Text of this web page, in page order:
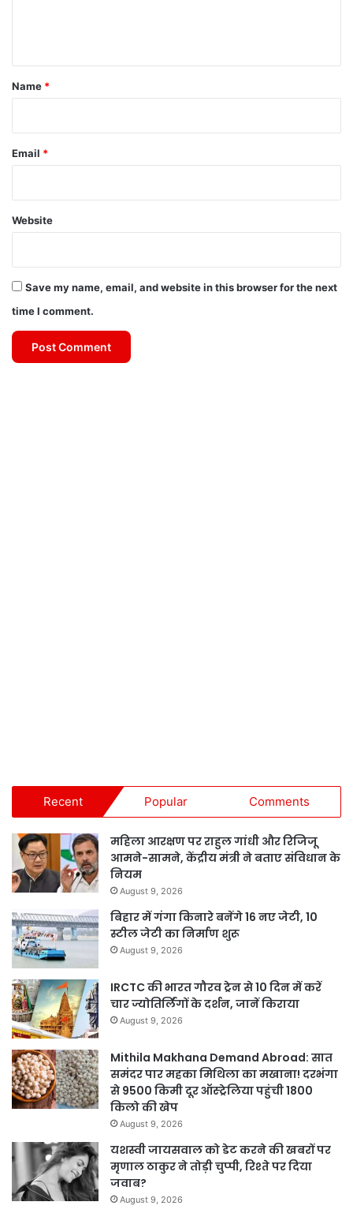
*
Name *
Email *
Website
Save my name, email, and website in this browser for the next
time I comment.
Recent Popular Comments
महिला आरक्षण पर राहुल गांधी और रिजिजू
आमने-सामने, केंद्रीय मंत्री ने बताए संविधान के
नियम
August 9, 2026
बिहार में गंगा किनारे बनेंगे 16 नए जेटी, 10
स्टील जेटी का निर्माण शुरू
August 9, 2026
IRCTC की भारत गौरव ट्रेन से 10 दिन में करें
चार ज्योतिर्लिंगों के दर्शन, जानें किराया
August 9, 2026
Mithila Makhana Demand Abroad: सात
समंदर पार महका मिथिला का मखाना! दरभंगा
से 9500 किमी दूर ऑस्ट्रेलिया पहुंची 1800
किलो की खेप
August 9, 2026
यशस्वी जायसवाल को डेट करने की खबरों पर
मृणाल ठाकुर ने तोड़ी चुप्पी, रिश्ते पर दिया
जवाब?
August 9, 2026